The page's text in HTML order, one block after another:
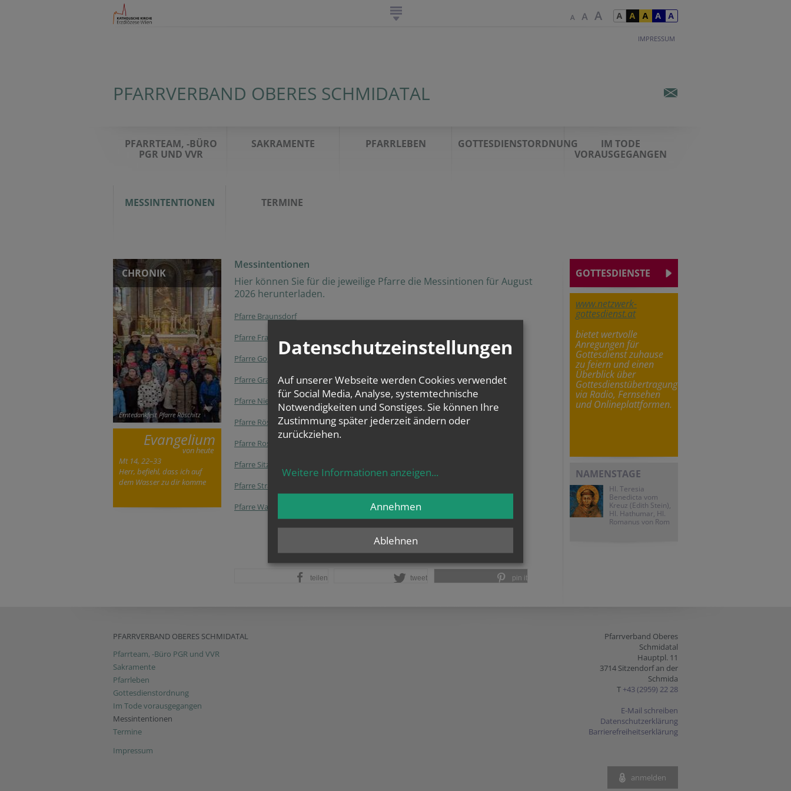
IMPRESSUM
PFARRVERBAND OBERES SCHMIDATAL
PFARRTEAM, -BÜRO
PGR UND VVR
SAKRAMENTE PFARRLEBEN GOTTESDIENSTORDNUNG
IM TODE
VORAUSGEGANGEN
MESSINTENTIONEN TERMINE
CHRONIK
Erntedankfest Pfarre Röschitz
Evangelium
von heute
Mt 14, 22–33
Herr, befiehl, dass ich auf
dem Wasser zu dir komme
Messintentionen
Hier können Sie für die jeweilige Pfarre die Messintionen für August
2026 herunterladen.
Pfarre Braunsdorf
Pfarre Frauendorf
Pfarre Goggendorf
Pfarre Grafenberg
Pfarre Niederschleinz
Pfarre Röschitz
Pfarre Roseldorf
Pfarre Sitzendorf
Pfarre Straning
Pfarre Wartberg
teilen tweet pin it
GOTTESDIENSTE
www.netzwerk-
gottesdienst.at
bietet wertvolle
Anregungen für
Gottesdienst zuhause
zu feiern und einen
Überblick über
Gottesdienstübertragungen
via Radio, Fernsehen
und Onlineplattformen.
NAMENSTAGE
Hl. Teresia
Benedicta vom
Kreuz (Edith Stein),
Hl. Hathumar, Hl.
Romanus von Rom
PFARRVERBAND OBERES SCHMIDATAL
Pfarrteam, -Büro PGR und VVR
Sakramente
Pfarrleben
Gottesdienstordnung
Im Tode vorausgegangen
Messintentionen
Termine
Impressum
Pfarrverband Oberes
Schmidatal
Hauptpl. 11
3714 Sitzendorf an der
Schmida
T +43 (2959) 22 28
E-Mail schreiben
Datenschutzerklärung
Barrierefreiheitserklärung
anmelden
Datenschutzeinstellungen
Auf unserer Webseite werden Cookies verwendet
für Social Media, Analyse, systemtechnische
Notwendigkeiten und Sonstiges. Sie können Ihre
Zustimmung später jederzeit ändern oder
zurückziehen.
Weitere Informationen anzeigen...
Ablehnen
Annehmen